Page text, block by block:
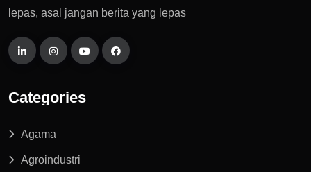
lepas, asal jangan berita yang lepas
Categories
Agama
Agroindustri